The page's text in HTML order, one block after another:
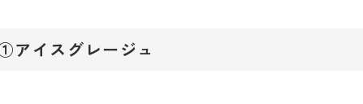
アイスグレージュ